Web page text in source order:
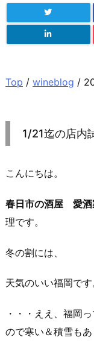
Top / wineblog /
1/21迄の店内
こんにちは。
春日市の酒屋 愛
理です。
冬の割には、
天気のいい福岡です
・・・ええ、福岡
ので寒い＆積雪もあ